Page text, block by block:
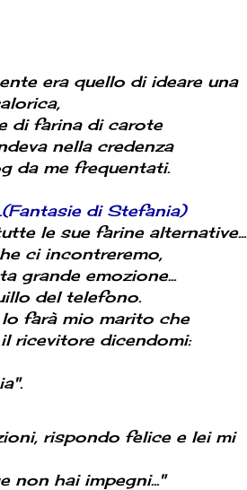
era quello di ideare una
di farina di carote
nella credenza
da me frequentati.
di Stefania)
le sue farine alternative...
ci incontreremo,
grande emozione...
del telefono.
farà mio marito che
ricevitore dicendomi:
rispondo felice e lei mi
non hai impegni..."